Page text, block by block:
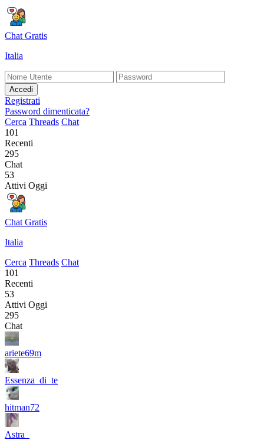
Chat Gratis
Italia
Accedi
Registrati
Password dimenticata?
Cerca Threads Chat
101
Recenti
295
Chat
53
Attivi Oggi
Chat Gratis
Italia
Cerca Threads Chat
101
Recenti
53
Attivi Oggi
295
Chat
ariete69m
Essenza_di_te
hitman72
Astra_